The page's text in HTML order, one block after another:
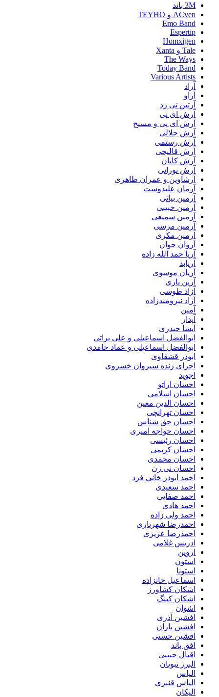
3M باند
ACven و TEYHO
Emo Band
Espertip
Homxigen
Tale و Xanta
The Ways
Today Band
Various Artists
آراد
آراو
آرتین تی زد
آرش ای پی
آرش ای پی و مسیح
آرش جلالی
آرش رستمی
آرش قالیچی
آرش کایان
آرش نورائی
آرشاوین و عمران طاهری
آرمان علیدوست
آرمین بیانی
آرمین حبیبی
آرمین سمیعی
آرمین مرسی
آرمین مکری
آروان جوان
آریا حمد الله زاده
آریابد
آریان موسوی
آرین یاری
آزاد طوسی
آزاد نیرومندزاده
آمین
آیدار
آیسا حیدری
ابوالفضل اسماعیلی و علی براتی
ابوالفضل اسماعیلی و عماد حامدی
ابوذر قشقاوی
اجرای زنده سیروان خسروی
اجوید
احسان اراتو
احسان اسلامی
احسان الدین معین
احسان تهرانچی
احسان حق شناس
احسان خواجه امیری
احسان رئیسی
احسان کریمی
احسان محمدی
احسان نی زن
احمد ابوذر خانی فرد
احمد سعیدی
احمد صفایی
احمد هادی
احمد ولی زاده
احمدرضا شهریاری
احمدرضا عزیزی
ادریس غلامی
اروین
استون
استونا
اسماعیل خانزاده
اشکان کشاورز
اشکان کینگ
اشوان
افشین آذری
افشین باران
افشین حسنی
افق باند
اقبال حبیبی
البرز نبویان
الیاس
الیاس قنبرى
الیکان